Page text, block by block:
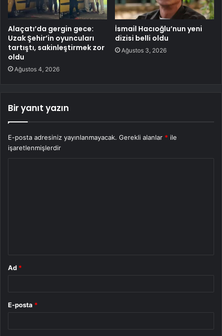
Alaçatı’da gergin gece:
Uzak Şehir’in oyuncuları
tartıştı, sakinleştirmek zor
oldu
Ağustos 4, 2026
İsmail Hacıoğlu’nun yeni
dizisi belli oldu
Ağustos 3, 2026
Bir yanıt yazın
E-posta adresiniz yayınlanmayacak. Gerekli alanlar * ile
işaretlenmişlerdir
Ad *
E-posta *